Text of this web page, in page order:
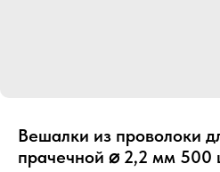
Вешалки из проволоки
прачечной ⌀ 2,2 мм 500